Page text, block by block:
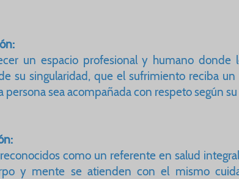
un espacio profesional y humano donde
su singularidad, que el sufrimiento reciba
persona sea acompañada con respeto según
como un referente en salud
y mente se atienden con el mismo